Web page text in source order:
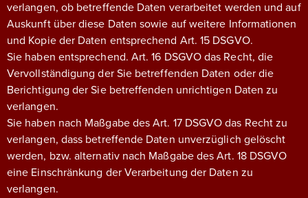
verlangen, ob betreffende Daten verarbeitet werden und auf
Auskunft über diese Daten sowie auf weitere Informationen
und Kopie der Daten entsprechend Art. 15 DSGVO.
Sie haben entsprechend. Art. 16 DSGVO das Recht, die
Vervollständigung der Sie betreffenden Daten oder die
Berichtigung der Sie betreffenden unrichtigen Daten zu
verlangen.
Sie haben nach Maßgabe des Art. 17 DSGVO das Recht zu
verlangen, dass betreffende Daten unverzüglich gelöscht
werden, bzw. alternativ nach Maßgabe des Art. 18 DSGVO
eine Einschränkung der Verarbeitung der Daten zu
verlangen.